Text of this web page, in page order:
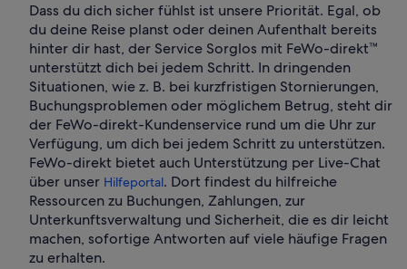
Dass du dich sicher fühlst ist unsere Priorität. Egal, ob
du deine Reise planst oder deinen Aufenthalt bereits
hinter dir hast, der Service Sorglos mit FeWo-direkt™
unterstützt dich bei jedem Schritt. In dringenden
Situationen, wie z. B. bei kurzfristigen Stornierungen,
Buchungsproblemen oder möglichem Betrug, steht dir
der FeWo-direkt-Kundenservice rund um die Uhr zur
Verfügung, um dich bei jedem Schritt zu unterstützen.
FeWo-direkt bietet auch Unterstützung per Live-Chat
über unser Hilfeportal. Dort findest du hilfreiche
Ressourcen zu Buchungen, Zahlungen, zur
Unterkunftsverwaltung und Sicherheit, die es dir leicht
machen, sofortige Antworten auf viele häufige Fragen
zu erhalten.